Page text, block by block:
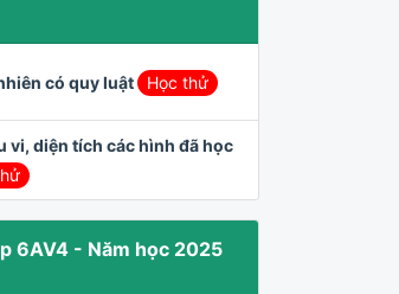
có quy luật Học thử
vi, diện tích các hình đã học
6AV4 - Năm học 2025